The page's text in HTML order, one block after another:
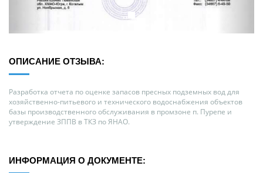
ОПИСАНИЕ ОТЗЫВА:
Разработка отчета по оценке запасов пресных подземных вод для
хозяйственно-питьевого и технического водоснабжения объектов
базы производственного обслуживания в промзоне п. Пурепе и
утверждение ЗППВ в ТКЗ по ЯНАО.
ИНФОРМАЦИЯ О ДОКУМЕНТЕ: